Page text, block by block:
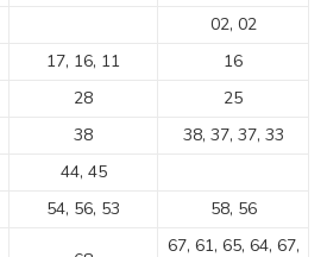
02, 02
17, 16, 11
16
28
25
38
38, 37, 37, 33
44, 45
54, 56, 53 58, 56
67, 61, 65, 64, 67,